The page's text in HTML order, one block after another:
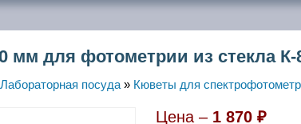
мм для фотометрии из стекла К-
Лабораторная посуда» Кюветы для
Цена – 1 870 ₽